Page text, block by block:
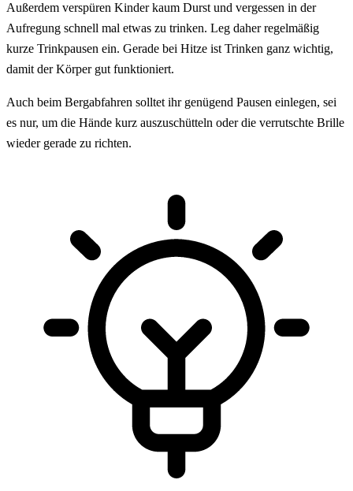
Außerdem verspüren Kinder kaum Durst und vergessen in der
Aufregung schnell mal etwas zu trinken. Leg daher regelmäßig
kurze Trinkpausen ein. Gerade bei Hitze ist Trinken ganz wichtig,
damit der Körper gut funktioniert.
Auch beim Bergabfahren solltet ihr genügend Pausen einlegen, sei
es nur, um die Hände kurz auszuschütteln oder die verrutschte Brille
wieder gerade zu richten.